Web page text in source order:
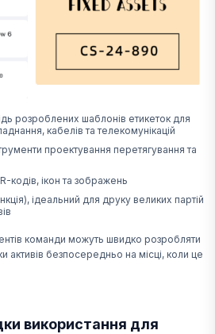
розроблених шаблонів етикеток для
кабелів та телекомунікацій
проектування перетягування та
кодів, ікон та зображень
ідеальний для друку великих партій
команди можуть швидко розробляти
активів безпосередньо на місці, коли це
використання для